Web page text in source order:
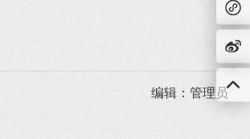
编辑：管理员